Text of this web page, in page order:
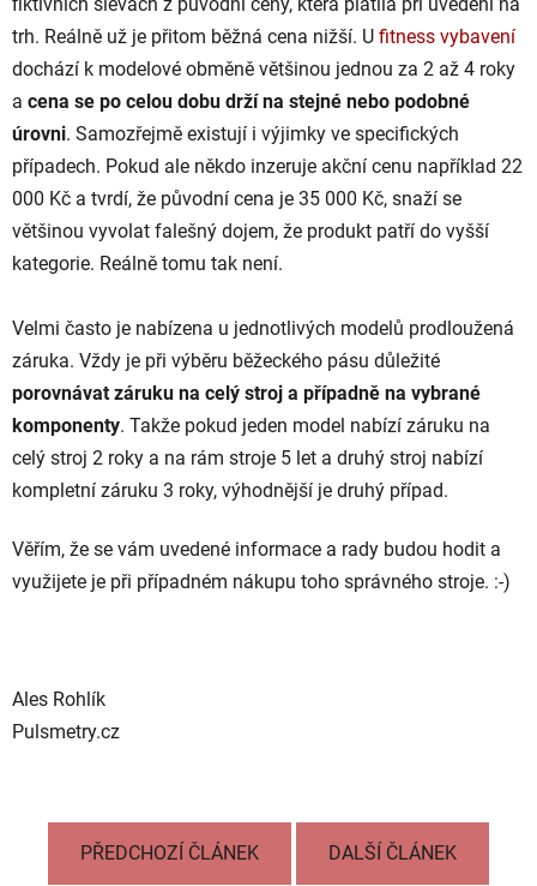
trh. Reálně už je přitom běžná cena nižší. U fitness vybavení
dochází k modelové obměně většinou jednou za 2 až 4 roky
a cena se po celou dobu drží na stejné nebo podobné
úrovni. Samozřejmě existují i výjimky ve specifických
případech. Pokud ale někdo inzeruje akční cenu například 22
000 Kč a tvrdí, že původní cena je 35 000 Kč, snaží se
většinou vyvolat falešný dojem, že produkt patří do vyšší
kategorie. Reálně tomu tak není.
Velmi často je nabízena u jednotlivých modelů prodloužená
záruka. Vždy je při výběru běžeckého pásu důležité
porovnávat záruku na celý stroj a případně na vybrané
komponenty. Takže pokud jeden model nabízí záruku na
celý stroj 2 roky a na rám stroje 5 let a druhý stroj nabízí
kompletní záruku 3 roky, výhodnější je druhý případ.
Věřím, že se vám uvedené informace a rady budou hodit a
využijete je při případném nákupu toho správného stroje. :-)
Ales Rohlík
Pulsmetry.cz
PŘEDCHOZÍ ČLÁNEK DALŠÍ ČLÁNEK